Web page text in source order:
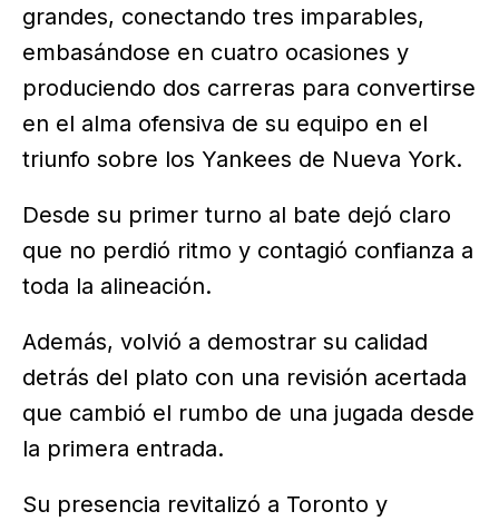
grandes, conectando tres imparables,
embasándose en cuatro ocasiones y
produciendo dos carreras para convertirse
en el alma ofensiva de su equipo en el
triunfo sobre los Yankees de Nueva York.
Desde su primer turno al bate dejó claro
que no perdió ritmo y contagió confianza a
toda la alineación.
Además, volvió a demostrar su calidad
detrás del plato con una revisión acertada
que cambió el rumbo de una jugada desde
la primera entrada.
Su presencia revitalizó a Toronto y